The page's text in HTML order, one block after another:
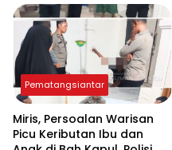
Pemko Pematangsiantar
Pematangsiantar
Miris, Persoalan Warisan
Picu Keributan Ibu dan